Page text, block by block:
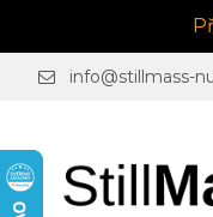
info@stillmass-